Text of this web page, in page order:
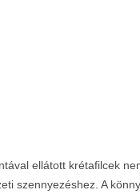
ellátott krétafilcek
szennyezéshez. A